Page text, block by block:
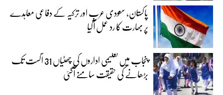
پاکستان، سعودی عرب اور ترکیہ کے دفاعی معاہدے
پر بھارت کا رد عمل آگیا
پنجاب میں تعلیمی اداروں کی چھٹیاں 31 اگست تک
بڑھانے کی حقیقت سامنے آگئی